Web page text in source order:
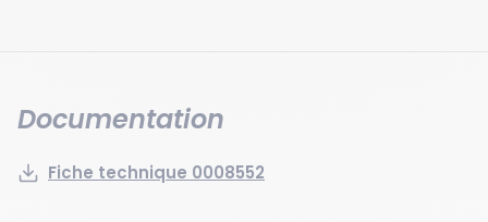
Documentation
Fiche technique 0008552